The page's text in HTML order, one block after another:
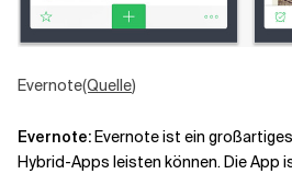
Evernote(Quelle)
Evernote:Evernote ist ein
Hybrid-Apps leisten können. Die App